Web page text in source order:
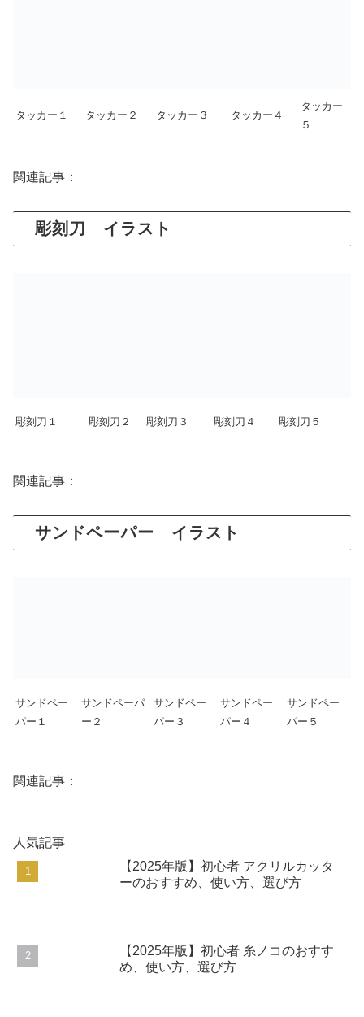
タッカー１ タッカー２ タッカー３ タッカー４
タッカー
５
関連記事：
彫刻刀 イラスト
彫刻刀１ 彫刻刀２ 彫刻刀３ 彫刻刀４ 彫刻刀５
関連記事：
サンドペーパー イラスト
サンドペー
パー１
サンドペーパ
ー２
サンドペー
パー３
サンドペー
パー４
サンドペー
パー５
関連記事：
人気記事
【2025年版】初心者 アクリルカッタ
ーのおすすめ、使い方、選び方
【2025年版】初心者 糸ノコのおすす
め、使い方、選び方